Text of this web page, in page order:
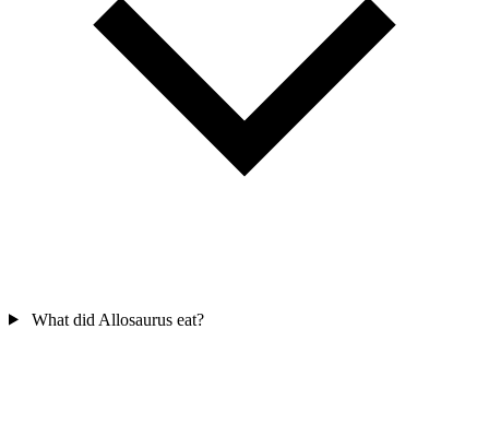
What did Allosaurus eat?